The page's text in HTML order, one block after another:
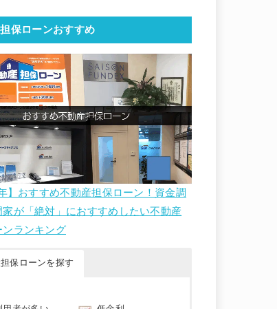
保ローンおすすめ
】おすすめ不動産担保ローン！資金調
家が「絶対」におすすめしたい不動産
ンランキング
保ローンを探す